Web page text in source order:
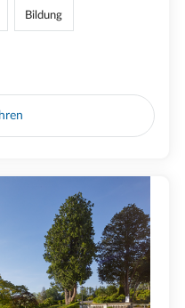
Bildung